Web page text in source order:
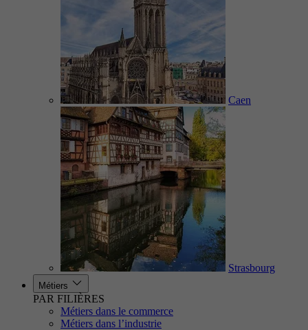
Caen
Strasbourg
Métiers
PAR FILIÈRES
Métiers dans le commerce
Métiers dans l’industrie